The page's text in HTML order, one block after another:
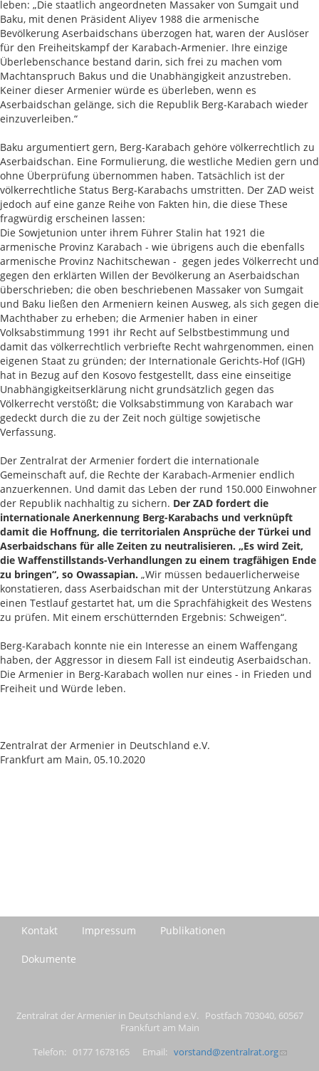
leben: „Die staatlich angeordneten Massaker von Sumgait und
Baku, mit denen Präsident Aliyev 1988 die armenische
Bevölkerung Aserbaidschans überzogen hat, waren der Auslöser
für den Freiheitskampf der Karabach-Armenier. Ihre einzige
Überlebenschance bestand darin, sich frei zu machen vom
Machtanspruch Bakus und die Unabhängigkeit anzustreben.
Keiner dieser Armenier würde es überleben, wenn es
Aserbaidschan gelänge, sich die Republik Berg-Karabach wieder
einzuverleiben.“
Baku argumentiert gern, Berg-Karabach gehöre völkerrechtlich zu
Aserbaidschan. Eine Formulierung, die westliche Medien gern und
ohne Überprüfung übernommen haben. Tatsächlich ist der
völkerrechtliche Status Berg-Karabachs umstritten. Der ZAD weist
jedoch auf eine ganze Reihe von Fakten hin, die diese These
fragwürdig erscheinen lassen:
Die Sowjetunion unter ihrem Führer Stalin hat 1921 die
armenische Provinz Karabach - wie übrigens auch die ebenfalls
armenische Provinz Nachitschewan - gegen jedes Völkerrecht und
gegen den erklärten Willen der Bevölkerung an Aserbaidschan
überschrieben; die oben beschriebenen Massaker von Sumgait
und Baku ließen den Armeniern keinen Ausweg, als sich gegen die
Machthaber zu erheben; die Armenier haben in einer
Volksabstimmung 1991 ihr Recht auf Selbstbestimmung und
damit das völkerrechtlich verbriefte Recht wahrgenommen, einen
eigenen Staat zu gründen; der Internationale Gerichts-Hof (IGH)
hat in Bezug auf den Kosovo festgestellt, dass eine einseitige
Unabhängigkeitserklärung nicht grundsätzlich gegen das
Völkerrecht verstößt; die Volksabstimmung von Karabach war
gedeckt durch die zu der Zeit noch gültige sowjetische
Verfassung.
Der Zentralrat der Armenier fordert die internationale
Gemeinschaft auf, die Rechte der Karabach-Armenier endlich
anzuerkennen. Und damit das Leben der rund 150.000 Einwohner
der Republik nachhaltig zu sichern. Der ZAD fordert die
internationale Anerkennung Berg-Karabachs und verknüpft
damit die Hoffnung, die territorialen Ansprüche der Türkei und
Aserbaidschans für alle Zeiten zu neutralisieren. „Es wird Zeit,
die Waffenstillstands-Verhandlungen zu einem tragfähigen Ende
zu bringen“, so Owassapian. „Wir müssen bedauerlicherweise
konstatieren, dass Aserbaidschan mit der Unterstützung Ankaras
einen Testlauf gestartet hat, um die Sprachfähigkeit des Westens
zu prüfen. Mit einem erschütternden Ergebnis: Schweigen“.
Berg-Karabach konnte nie ein Interesse an einem Waffengang
haben, der Aggressor in diesem Fall ist eindeutig Aserbaidschan.
Die Armenier in Berg-Karabach wollen nur eines - in Frieden und
Freiheit und Würde leben.
Zentralrat der Armenier in Deutschland e.V.
Frankfurt am Main, 05.10.2020
Kontakt Impressum Publikationen
Dokumente
Zentralrat der Armenier in Deutschland e.V. Postfach 703040, 60567
Frankfurt am Main
Telefon: 0177 1678165 Email: vorstand@zentralrat.org